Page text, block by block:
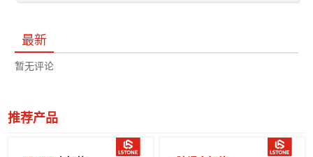
最新
暂无评论
推荐产品